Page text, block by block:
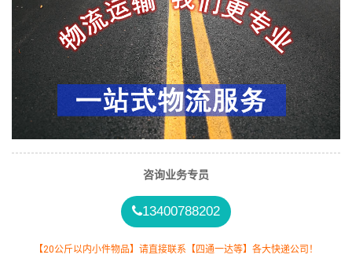
咨询业务专员
13400788202
【20公斤以内小件物品】请直接联系【四通一达等】各大快递公司！